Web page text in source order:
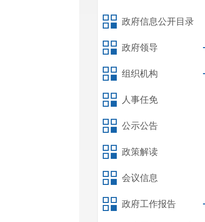
政府信息公开目录
政府领导
组织机构
人事任免
公示公告
政策解读
会议信息
政府工作报告